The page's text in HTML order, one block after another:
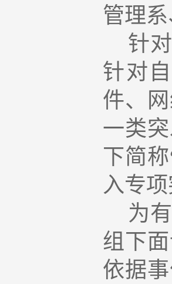
管理
针
针对
件、
一类
下简
入专
为
组下
依据